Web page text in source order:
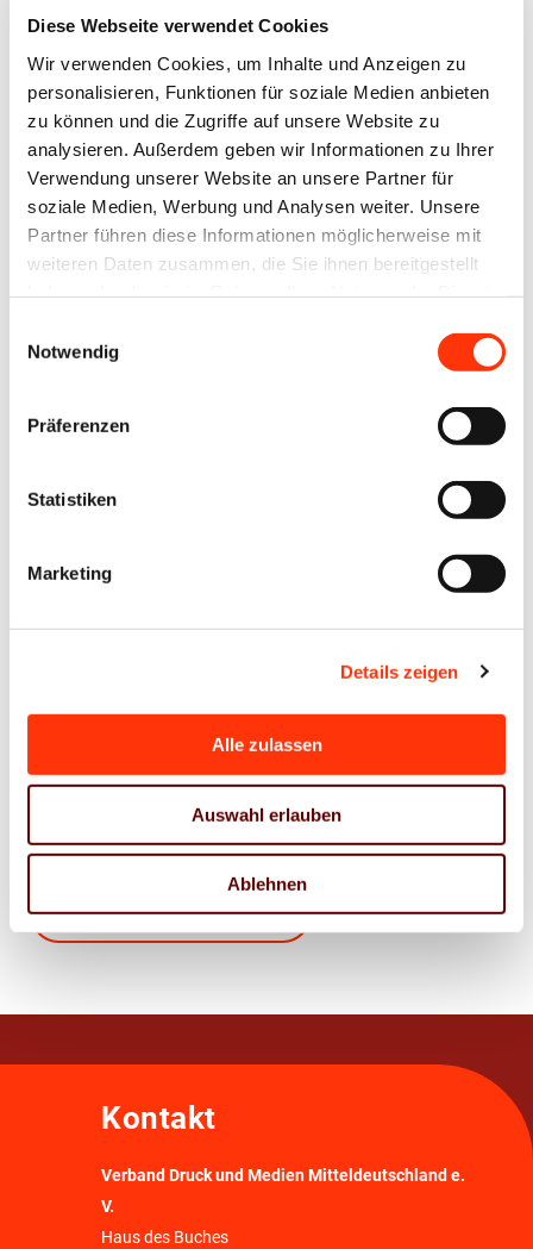
Diese Webseite verwendet Cookies
Wir verwenden Cookies, um Inhalte und Anzeigen zu
personalisieren, Funktionen für soziale Medien anbieten
zu können und die Zugriffe auf unsere Website zu
analysieren. Außerdem geben wir Informationen zu Ihrer
Verwendung unserer Website an unsere Partner für
soziale Medien, Werbung und Analysen weiter. Unsere
Partner führen diese Informationen möglicherweise mit
weiteren Daten zusammen, die Sie ihnen bereitgestellt
Notwendig
Präferenzen
Statistiken
Marketing
Details zeigen
Alle zulassen
Auswahl erlauben
Ablehnen
Passwort ein, um sich an der
Website anzumelden.
Passwort:
kirsten@vdm-mitteldeutschland.de
0341 86859 27
0172 5286307
Zur Übersicht
Kontakt
Verband Druck und Medien Mitteldeutschland e.
V.
Haus des Buches